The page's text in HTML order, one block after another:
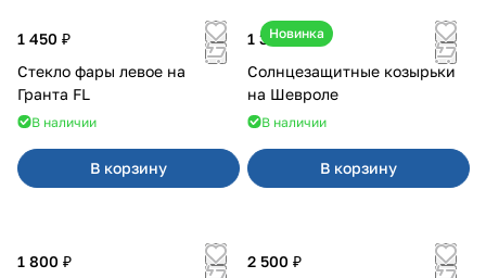
1 450 ₽
Стекло фары левое на
Гранта FL
В наличии
В корзину
Новинка
1 350 ₽
Солнцезащитные козырьки
на Шевроле
В наличии
В корзину
1 800 ₽
2 500 ₽